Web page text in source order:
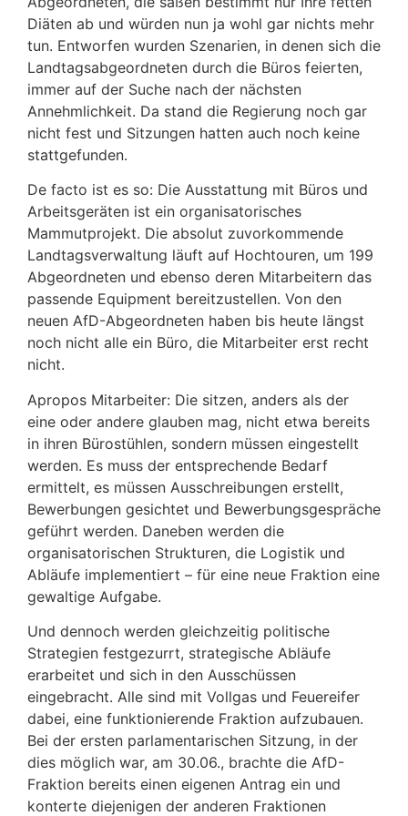
Diäten ab und würden nun ja wohl gar nichts mehr
tun. Entworfen wurden Szenarien, in denen sich die
Landtagsabgeordneten durch die Büros feierten,
immer auf der Suche nach der nächsten
Annehmlichkeit. Da stand die Regierung noch gar
nicht fest und Sitzungen hatten auch noch keine
stattgefunden.
De facto ist es so: Die Ausstattung mit Büros und
Arbeitsgeräten ist ein organisatorisches
Mammutprojekt. Die absolut zuvorkommende
Landtagsverwaltung läuft auf Hochtouren, um 199
Abgeordneten und ebenso deren Mitarbeitern das
passende Equipment bereitzustellen. Von den
neuen AfD-Abgeordneten haben bis heute längst
noch nicht alle ein Büro, die Mitarbeiter erst recht
nicht.
Apropos Mitarbeiter: Die sitzen, anders als der
eine oder andere glauben mag, nicht etwa bereits
in ihren Bürostühlen, sondern müssen eingestellt
werden. Es muss der entsprechende Bedarf
ermittelt, es müssen Ausschreibungen erstellt,
Bewerbungen gesichtet und Bewerbungsgespräche
geführt werden. Daneben werden die
organisatorischen Strukturen, die Logistik und
Abläufe implementiert – für eine neue Fraktion eine
gewaltige Aufgabe.
Und dennoch werden gleichzeitig politische
Strategien festgezurrt, strategische Abläufe
erarbeitet und sich in den Ausschüssen
eingebracht. Alle sind mit Vollgas und Feuereifer
dabei, eine funktionierende Fraktion aufzubauen.
Bei der ersten parlamentarischen Sitzung, in der
dies möglich war, am 30.06., brachte die AfD-
Fraktion bereits einen eigenen Antrag ein und
konterte diejenigen der anderen Fraktionen